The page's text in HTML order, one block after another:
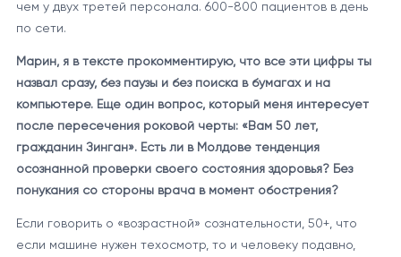
чем у двух третей персонала. 600-800 пациентов в день
по сети.
Марин, я в тексте прокомментирую, что все эти цифры ты
назвал сразу, без паузы и без поиска в бумагах и на
компьютере. Еще один вопрос, который меня интересует
после пересечения роковой черты: «Вам 50 лет,
гражданин Зинган». Есть ли в Молдове тенденция
осознанной проверки своего состояния здоровья? Без
понукания со стороны врача в момент обострения?
Если говорить о «возрастной» сознательности, 50+, что
если машине нужен техосмотр, то и человеку подавно,